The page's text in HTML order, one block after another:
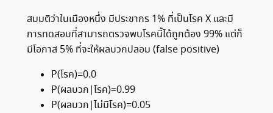
สมมติว่าในเมืองหนึ่ง มีประชากร 1% ที่เป็นโรค X และมี
การทดสอบที่สามารถตรวจพบโรคนี้ได้ถูกต้อง 99% แต่ก็
มีโอกาส 5% ที่จะให้ผลบวกปลอม (false positive)​
P(โรค)=0.0
P(ผลบวก∣โรค)=0.99
P(ผลบวก∣ไม่มีโรค)=0.05